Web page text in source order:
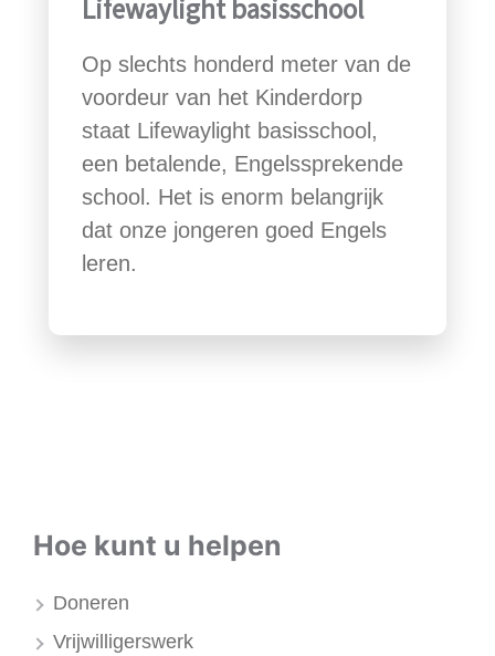
Lifewaylight basisschool
Op slechts honderd meter van de
voordeur van het Kinderdorp
staat Lifewaylight basisschool,
een betalende, Engelssprekende
school. Het is enorm belangrijk
dat onze jongeren goed Engels
leren.
Hoe kunt u helpen
Doneren
Vrijwilligerswerk